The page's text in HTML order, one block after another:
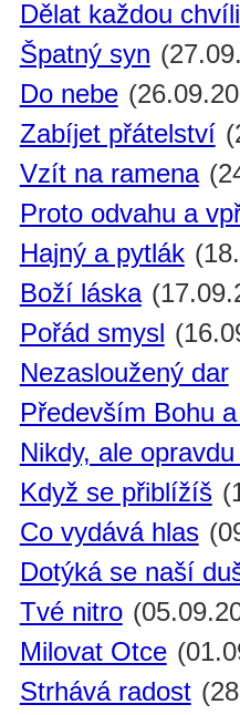
Dělat každou chvíli
Špatný syn
Do nebe
Zabíjet přátelství
Vzít na ramena
Proto odvahu a
Hajný a pytlák
Boží láska
Pořád smysl
Nezasloužený dar
Především Bohu
Nikdy, ale
Když se přiblížíš
Co vydává hlas
Dotýká se naší
Tvé nitro
Milovat Otce
Strhává radost